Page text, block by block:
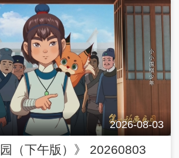
2026-08-03
园（下午版）》 20260803